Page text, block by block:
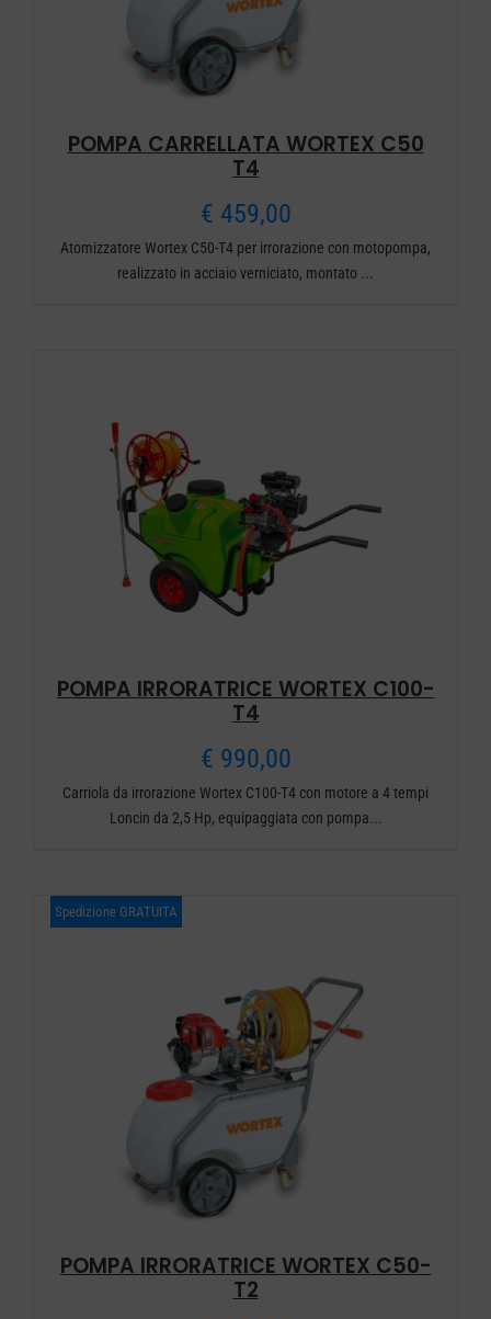
POMPA CARRELLATA WORTEX C50
T4
€ 459,00
Atomizzatore Wortex C50-T4 per irrorazione con motopompa,
realizzato in acciaio verniciato, montato ...
POMPA IRRORATRICE WORTEX C100-
T4
€ 990,00
Carriola da irrorazione Wortex C100-T4 con motore a 4 tempi
Loncin da 2,5 Hp, equipaggiata con pompa...
Spedizione GRATUITA
POMPA IRRORATRICE WORTEX C50-
T2